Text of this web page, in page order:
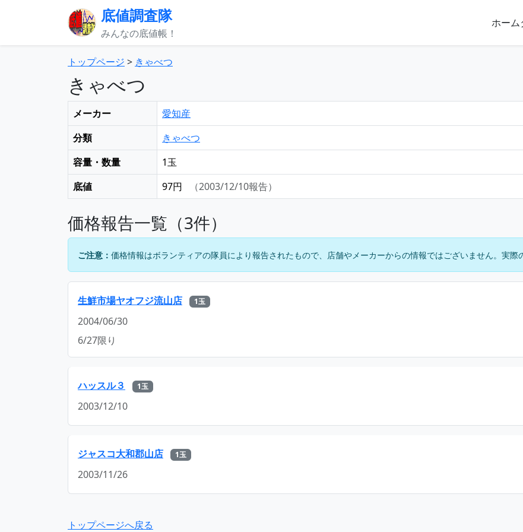
底値調査隊
みんなの底値帳！
ホーム
トップページ > きゃべつ
きゃべつ
メーカー
愛知産
分類
きゃべつ
容量・数量
1玉
底値
97円 （2003/12/10報告）
価格報告一覧（3件）
ご注意： 価格情報はボランティアの隊員により報告されたもので、店舗やメーカーからの情報ではございません。実際
生鮮市場ヤオフジ流山店 1玉
2004/06/30
6/27限り
ハッスル３ 1玉
2003/12/10
ジャスコ大和郡山店 1玉
2003/11/26
トップページへ戻る